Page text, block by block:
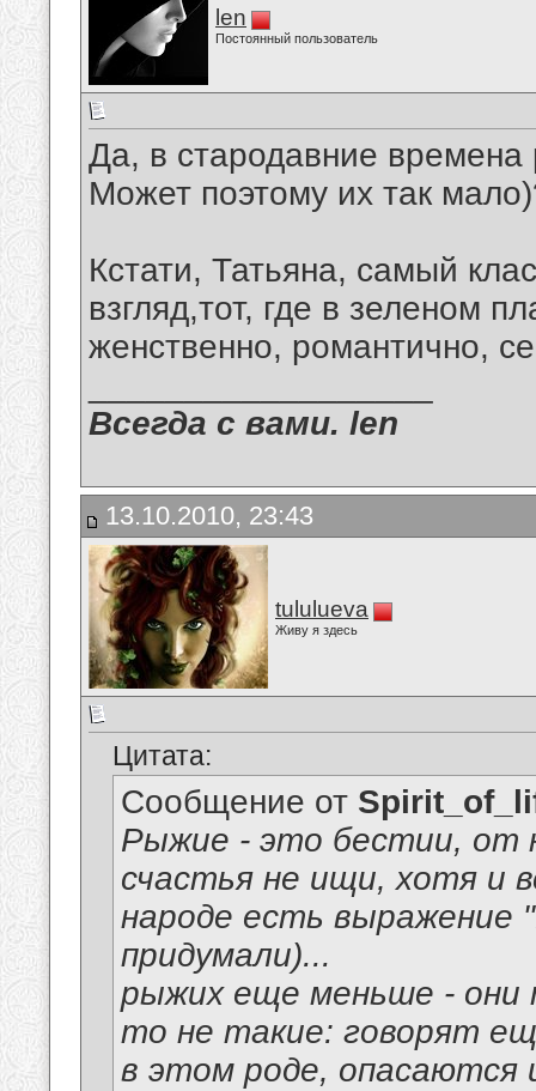
len
Постоянный пользователь
Да, в стародавние времена
Может поэтому их так
Кстати, Татьяна, самый
взгляд,тот, где в зеленом
женственно, романтично,
Всегда с вами. len
13.10.2010, 23:43
tululueva
Живу я здесь
Цитата:
Сообщение от
Рыжие - это бестии, от
счастья не ищи, хотя и
народе есть выражение
придумали)...
рыжих еще меньше - они
то не такие: говорят
в этом роде, опасаются